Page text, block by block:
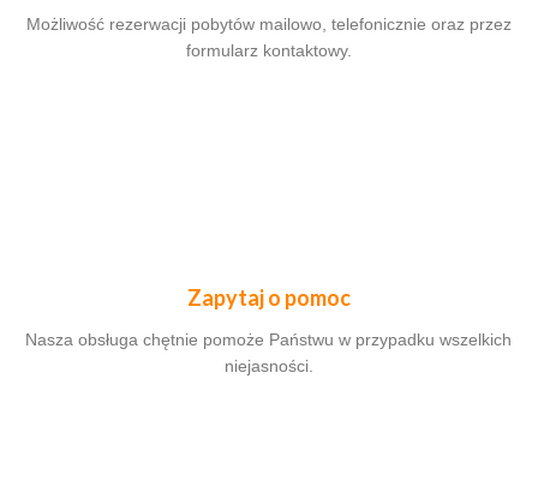
Możliwość rezerwacji pobytów mailowo, telefonicznie oraz przez
formularz kontaktowy.
Zapytaj o pomoc
Nasza obsługa chętnie pomoże Państwu w przypadku wszelkich
niejasności.